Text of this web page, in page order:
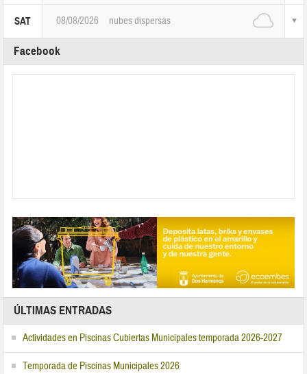
SAT 08/08/2026 nubes dispersas
Facebook
ÚLTIMAS ENTRADAS
Actividades en Piscinas Cubiertas Municipales temporada 2026-2027
Temporada de Piscinas Municipales 2026